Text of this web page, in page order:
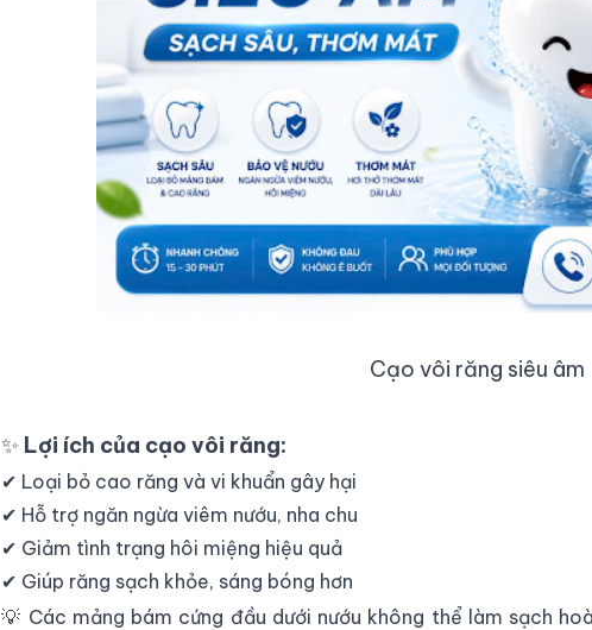
Cạo vôi răng siêu âm
✨ Lợi ích của cạo vôi răng:
✔ Loại bỏ cao răng và vi khuẩn gây hại
✔ Hỗ trợ ngăn ngừa viêm nướu, nha chu
✔ Giảm tình trạng hôi miệng hiệu quả
✔ Giúp răng sạch khỏe, sáng bóng hơn
💡 Các mảng bám cứng đầu dưới nướu không thể làm sạch